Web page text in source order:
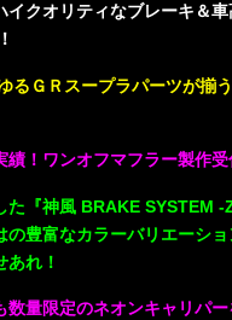
イクオリティなブレーキ＆
るＧＲスープラパーツが揃
績！ワンオフマフラー製作受
た『神風 BRAKE SYSTEM -
の豊富なカラーバリエーシ
あれ！
数量限定のネオンキャリパー